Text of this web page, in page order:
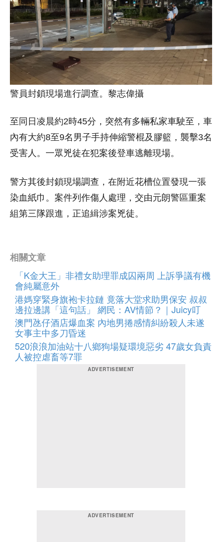
警員封鎖現場進行調查。黎志偉攝
至同日凌晨約2時45分，突然有多輛私家車駛至，車
內有大約8至9名男子手持伸縮警棍及膠籃，襲擊3名
受害人。一眾兇徒在犯案後登車逃離現場。
警方其後封鎖現場調查，在附近花槽位置發現一張
染血紙巾。案件列作傷人處理，交由元朗警區重案
組第三隊跟進，正追緝涉案兇徒。
相關文章
「K金大王」非禮女助理罪成囚兩周 上訴爭議有機
會純屬意外
港媽穿緊身旗袍卡拉鏈 竟落大堂求助男保安 叔叔
邊拉邊講「這句話」 網民：AV情節？｜Juicy叮
澳門氹仔酒店爆血案 內地男捲感情糾紛殺人未遂
女事主中多刀昏迷
520浪浪加油站十八鄉狗場疑環境惡劣 47歲女負責
人被控虐畜等7罪